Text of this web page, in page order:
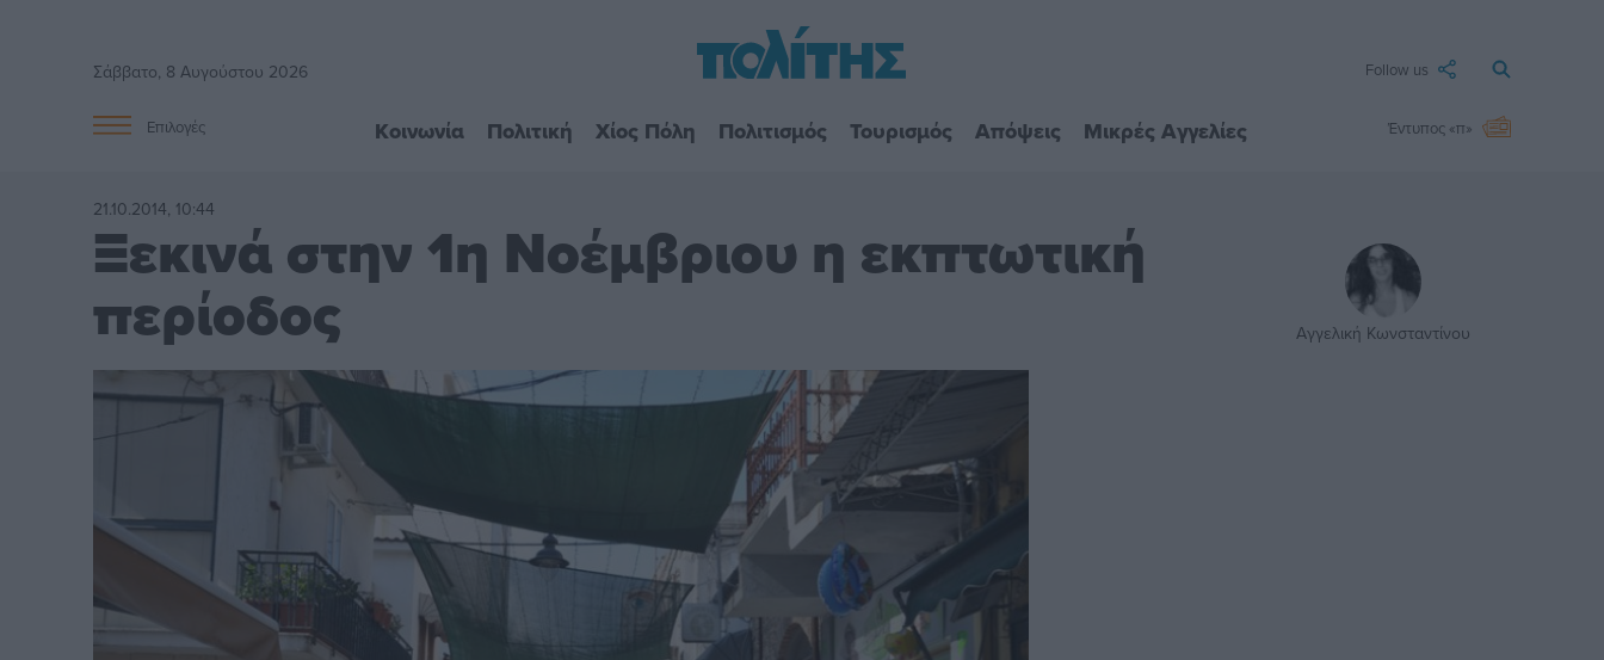
Σάββατο, 8 Αυγούστου 2026 Follow us
Επιλογές Κοινωνία Πολιτική Χίος Πόλη Πολιτισμός Τουρισμός Απόψεις Μικρές Αγγελίες Έντυπος «π»
21.10.2014, 10:44
Ξεκινά στην 1η Νοέμβριου η εκπτωτική
περίοδος Αγγελική Κωνσταντίνου